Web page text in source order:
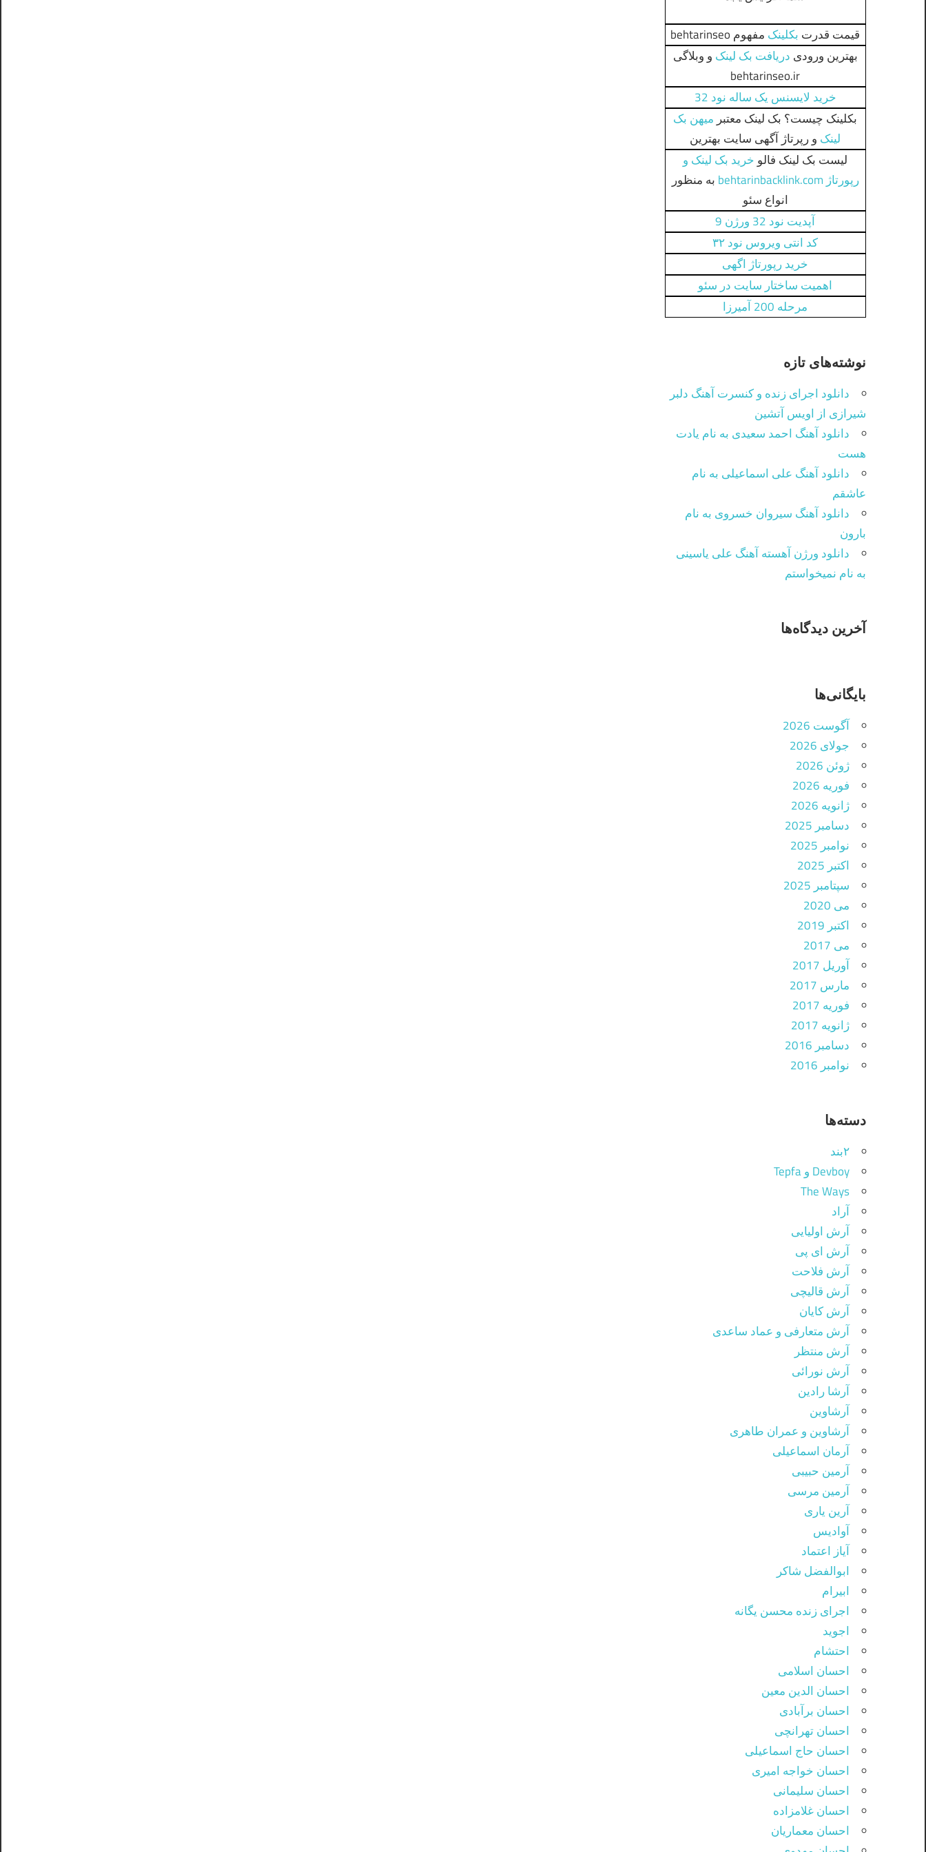
قیمت قدرت بکلینک مفهوم behtarinseo
بهترین ورودی دریافت بک لینک و وبلاگی
behtarinseo.ir
خرید لایسنس یک ساله نود 32
بکلینک چیست؟ بک لینک معتبر میهن بک
لینک و رپرتاژ آگهی سایت بهترین
لیست بک لینک فالو خرید بک لینک و
رپورتاژ behtarinbacklink.com
به منظور
انواع سئو
آپدیت نود 32 ورژن 9
کد انتی ویروس نود ۳۲
خرید رپورتاژ اگهی
اهمیت ساختار سایت در سئو
مرحله 200 آمیرزا
نوشته‌های تازه
دانلود اجرای زنده و کنسرت آهنگ دلبر
شیرازی از اویس آتشین
دانلود آهنگ احمد سعیدی به نام یادت
هست
دانلود آهنگ علی اسماعیلی به نام
عاشقم
دانلود آهنگ سیروان خسروی به نام
بارون
دانلود ورژن آهسته آهنگ علی یاسینی
به نام نمیخواستم
آخرین دیدگاه‌ها
بایگانی‌ها
آگوست 2026
جولای 2026
ژوئن 2026
فوریه 2026
ژانویه 2026
دسامبر 2025
نوامبر 2025
اکتبر 2025
سپتامبر 2025
می 2020
اکتبر 2019
می 2017
آوریل 2017
مارس 2017
فوریه 2017
ژانویه 2017
دسامبر 2016
نوامبر 2016
دسته‌ها
۲بند
Devboy و Tepfa
The Ways
آراد
آرش اولیایی
آرش ای پی
آرش فلاحت
آرش قالیچی
آرش کایان
آرش متعارفی و عماد ساعدی
آرش منتظر
آرش نورائی
آرشا رادین
آرشاوین
آرشاوین و عمران طاهری
آرمان اسماعیلی
آرمین حبیبی
آرمین مرسی
آرین یاری
آوادیس
آیاز اعتماد
ابوالفضل شاکر
ابیرام
اجرای زنده محسن یگانه
اجوید
احتشام
احسان اسلامی
احسان الدین معین
احسان برآبادی
احسان تهرانچی
احسان حاج اسماعیلی
احسان خواجه امیری
احسان سلیمانی
احسان غلامزاده
احسان معماریان